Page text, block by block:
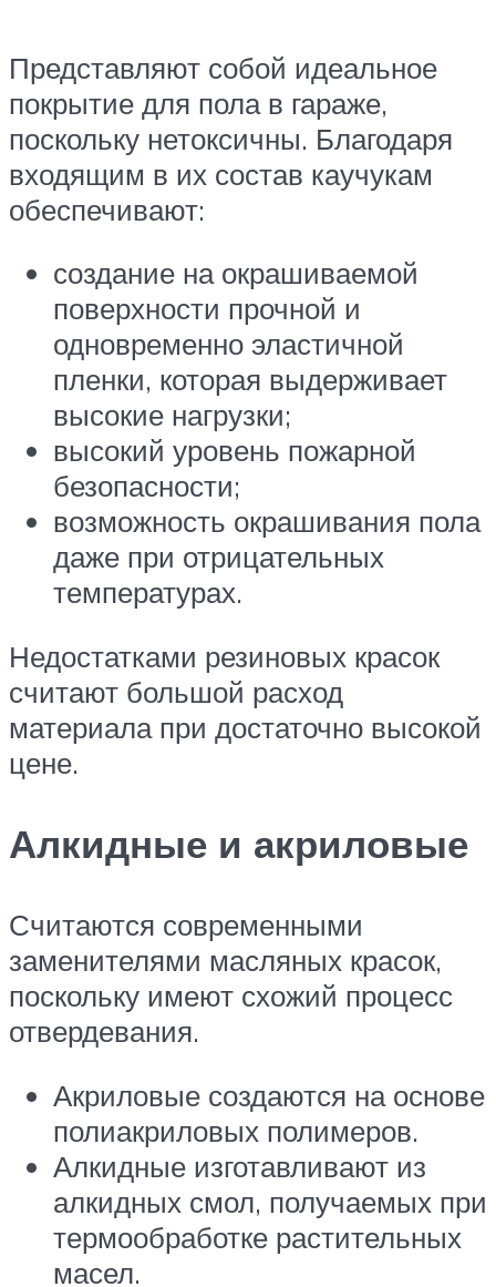
Представляют собой идеальное
покрытие для пола в гараже,
поскольку нетоксичны. Благодаря
входящим в их состав каучукам
обеспечивают:
создание на окрашиваемой
поверхности прочной и
одновременно эластичной
пленки, которая выдерживает
высокие нагрузки;
высокий уровень пожарной
безопасности;
возможность окрашивания пола
даже при отрицательных
температурах.
Недостатками резиновых красок
считают большой расход
материала при достаточно высокой
цене.
Алкидные и акриловые
Считаются современными
заменителями масляных красок,
поскольку имеют схожий процесс
отвердевания.
Акриловые создаются на основе
полиакриловых полимеров.
Алкидные изготавливают из
алкидных смол, получаемых при
термообработке растительных
масел.